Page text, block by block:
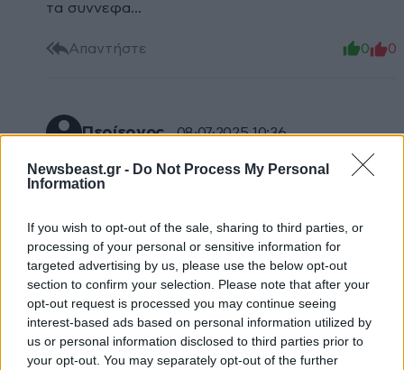
Newsbeast.gr - Do Not Process My Personal
Information
If you wish to opt-out of the sale, sharing to third parties, or
processing of your personal or sensitive information for
targeted advertising by us, please use the below opt-out
section to confirm your selection. Please note that after your
opt-out request is processed you may continue seeing
interest-based ads based on personal information utilized by
us or personal information disclosed to third parties prior to
your opt-out. You may separately opt-out of the further
τα συννεφα...
Απαντήστε 0 0
Περίεργος. 08·07·2025 10:36
Και χρώμα ματιών παρακαλώ.